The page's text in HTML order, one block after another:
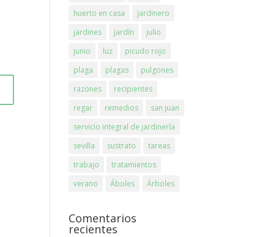
huerto en casa
jardinero
jardines
jardín
julio
junio
luz
picudo rojo
plaga
plagas
pulgones
razones
recipientes
regar
remedios
san juan
servicio integral de jardinería
sevilla
sustrato
tareas
trabajo
tratamientos
verano
Áboles Árboles
Comentarios
recientes